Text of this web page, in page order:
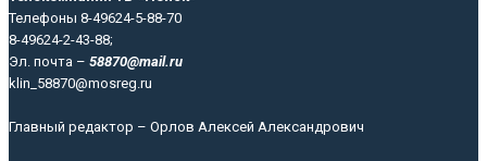
Телефоны 8-49624-5-88-70
8-49624-2-43-88;
Эл. почта – 58870@mail.ru
klin_58870@mosreg.ru
Главный редактор – Орлов Алексей Александрович